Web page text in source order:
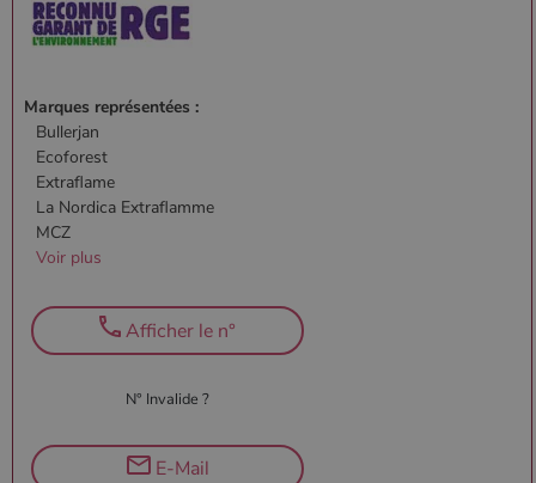
Marques représentées :
Bullerjan
Ecoforest
Extraflame
La Nordica Extraflamme
MCZ
Voir plus
N° Invalide ?
Afficher le n°
E-Mail